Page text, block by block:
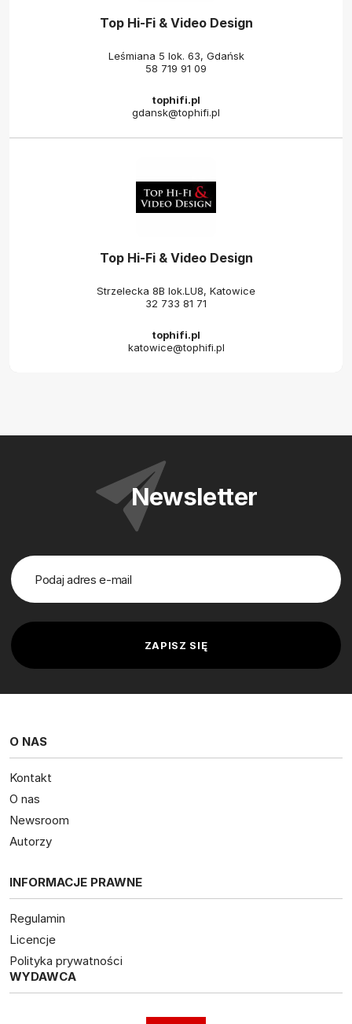
Top Hi-Fi & Video Design
Leśmiana 5 lok. 63, Gdańsk
58 719 91 09
tophifi.pl
gdansk@tophifi.pl
Top Hi-Fi & Video Design
Strzelecka 8B lok.LU8, Katowice
32 733 81 71
tophifi.pl
katowice@tophifi.pl
Newsletter
O NAS
Kontakt
O nas
Newsroom
Autorzy
INFORMACJE PRAWNE
Regulamin
Licencje
Polityka prywatności
WYDAWCA